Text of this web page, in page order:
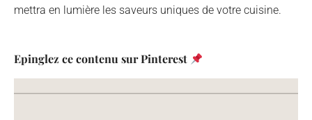
mettra en lumière les saveurs uniques de votre cuisine.
Epinglez ce contenu sur Pinterest